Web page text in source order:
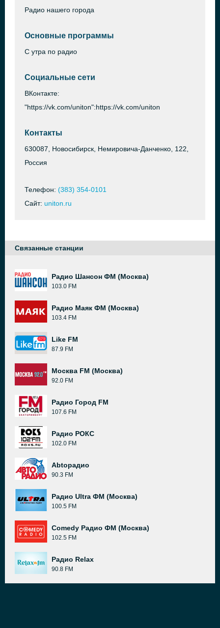
Радио нашего города
Основные программы
С утра по радио
Социальные сети
ВКонтакте:
"https://vk.com/uniton":https://vk.com/uniton
Контакты
630087, Новосибирск, Немировича-Данченко, 122,
Россия
Телефон: (383) 354-0101
Сайт: uniton.ru
Связанные станции
Радио Шансон ФМ (Москва)
103.0 FM
Радио Маяк ФМ (Москва)
103.4 FM
Like FM
87.9 FM
Москва FM (Москва)
92.0 FM
Радио Город FM
107.6 FM
Радио РОКС
102.0 FM
Abtoрадио
90.3 FM
Радио Ultra ФМ (Москва)
100.5 FM
Comedy Радио ФМ (Москва)
102.5 FM
Радио Relax
90.8 FM